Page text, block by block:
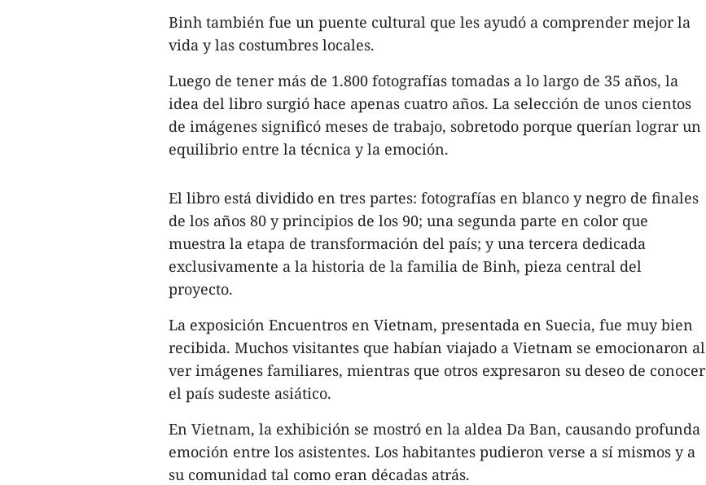
Binh también fue un puente cultural que les ayudó a comprender mejor la
vida y las costumbres locales.
Luego de tener más de 1.800 fotografías tomadas a lo largo de 35 años, la
idea del libro surgió hace apenas cuatro años. La selección de unos cientos
de imágenes significó meses de trabajo, sobretodo porque querían lograr un
equilibrio entre la técnica y la emoción.
El libro está dividido en tres partes: fotografías en blanco y negro de finales
de los años 80 y principios de los 90; una segunda parte en color que
muestra la etapa de transformación del país; y una tercera dedicada
exclusivamente a la historia de la familia de Binh, pieza central del
proyecto.
La exposición Encuentros en Vietnam, presentada en Suecia, fue muy bien
recibida. Muchos visitantes que habían viajado a Vietnam se emocionaron al
ver imágenes familiares, mientras que otros expresaron su deseo de conocer
el país sudeste asiático.
En Vietnam, la exhibición se mostró en la aldea Da Ban, causando profunda
emoción entre los asistentes. Los habitantes pudieron verse a sí mismos y a
su comunidad tal como eran décadas atrás.